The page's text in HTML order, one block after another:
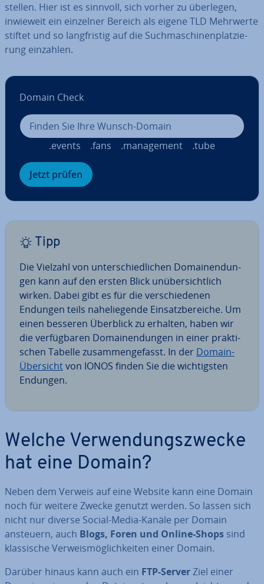
stel­len. Hier ist es sinnvoll, sich vorher zu überlegen,
inwieweit ein einzelner Bereich als eigene TLD Mehrwerte
stiftet und so lang­fris­tig auf die Such­ma­schi­nen­plat­zie­
rung einzahlen.
Domain Check
.events .fans .ma­nage­ment .tube
Jetzt prüfen
Tipp
Die Vielzahl von un­ter­schied­li­chen Do­main­endun­
gen kann auf den ersten Blick un­über­sicht­lich
wirken. Dabei gibt es für die ver­schie­de­nen
Endungen teils na­he­lie­gen­de Ein­satz­be­rei­che. Um
einen besseren Überblick zu erhalten, haben wir
die ver­füg­ba­ren Do­main­endun­gen in einer prak­ti­
schen Tabelle zu­sam­men­ge­fasst. In der Domain-
Übersichtvon IONOS finden Sie die wich­tigs­ten
Endungen.
Welche Ver­wen­dungs­zwe­cke
hat eine Domain?
Neben dem Verweis auf eine Website kann eine Domain
noch für weitere Zwecke genutzt werden. So lassen sich
nicht nur diverse Social-Media-Kanäle per Domain
ansteuern, auch Blogs, Foren und Online-Shops sind
klas­si­sche Ver­weis­mög­lich­kei­ten einer Domain.
Darüber hinaus kann auch ein FTP-ServerZiel einer